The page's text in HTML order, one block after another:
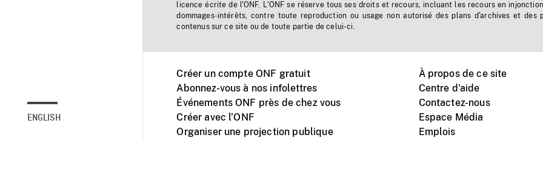
ENGLISH
licence écrite de l'ONF. L'ONF se réserve tous ses droits et recours, incluant les recours en
dommages-intérêts, contre toute reproduction ou usage non autorisé des plans d'archives et des
contenus sur ce site ou de toute partie de celui-ci.
Créer un compte ONF gratuit
Abonnez-vous à nos infolettres
Événements ONF près de chez vous
Créer avec l’ONF
Organiser une projection publique
À propos de ce site
Centre d'aide
Contactez-nous
Espace Média
Emplois